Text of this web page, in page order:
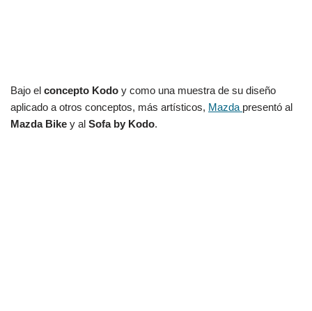
Bajo el concepto Kodo y como una muestra de su diseño
aplicado a otros conceptos, más artísticos, Mazda presentó al
Mazda Bike y al Sofa by Kodo.